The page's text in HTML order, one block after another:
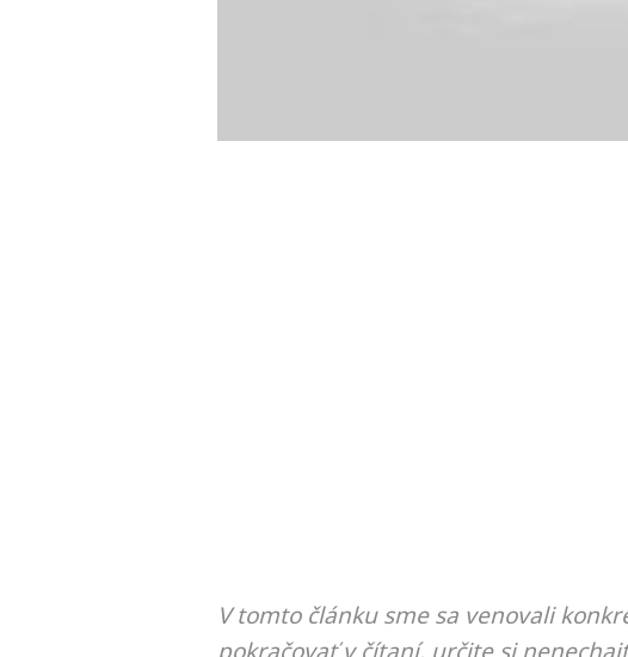
V tomto článku sme sa venovali
pokračovať v čítaní, určite si